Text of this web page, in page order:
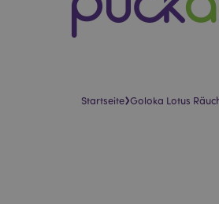
Startseite›Goloka Lotus